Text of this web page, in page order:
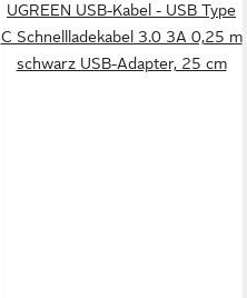
UGREEN USB-Kabel - USB Type
C Schnellladekabel 3.0 3A 0,25 m
schwarz USB-Adapter, 25 cm